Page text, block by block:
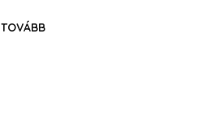
TOVÁBB